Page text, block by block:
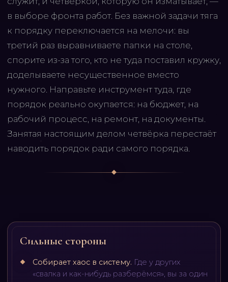
в выборе фронта работ. Без важной задачи тяга
к порядку переключается на мелочи: вы
третий раз выравниваете папки на столе,
спорите из-за того, кто не туда поставил кружку,
доделываете несущественное вместо
нужного. Направьте инструмент туда, где
порядок реально окупается: на бюджет, на
рабочий процесс, на ремонт, на документы.
Занятая настоящим делом четвёрка перестаёт
наводить порядок ради самого порядка.
Сильные стороны
Собирает хаос в систему. Где у других
«свалка и как-нибудь разберёмся», вы за один